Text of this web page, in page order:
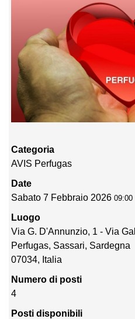
Categoria
AVIS Perfugas
Date
Sabato 7 Febbraio 2026 09:00
Luogo
Via G. D'Annunzio, 1 - Via
Perfugas, Sassari, Sardegna
07034, Italia
Numero di posti
4
Posti disponibili